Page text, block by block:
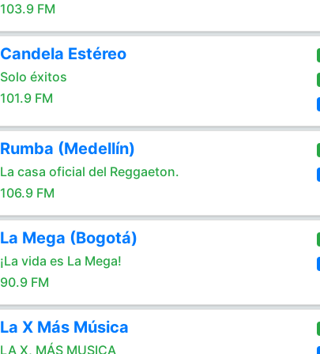
103.9 FM
Candela Estéreo
Solo éxitos
101.9 FM
Rumba (Medellín)
La casa oficial del Reggaeton.
106.9 FM
La Mega (Bogotá)
¡La vida es La Mega!
90.9 FM
La X Más Música
LA X, MÁS MUSICA